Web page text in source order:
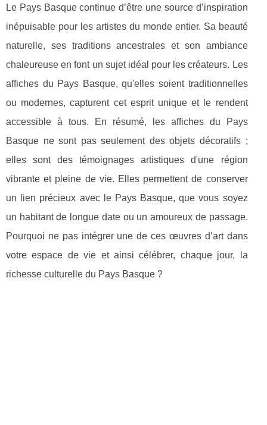
Le Pays Basque continue d’être une source d’inspiration
inépuisable pour les artistes du monde entier. Sa beauté
naturelle, ses traditions ancestrales et son ambiance
chaleureuse en font un sujet idéal pour les créateurs. Les
affiches du Pays Basque, qu'elles soient traditionnelles
ou modernes, capturent cet esprit unique et le rendent
accessible à tous. En résumé, les affiches du Pays
Basque ne sont pas seulement des objets décoratifs ;
elles sont des témoignages artistiques d'une région
vibrante et pleine de vie. Elles permettent de conserver
un lien précieux avec le Pays Basque, que vous soyez
un habitant de longue date ou un amoureux de passage.
Pourquoi ne pas intégrer une de ces œuvres d’art dans
votre espace de vie et ainsi célébrer, chaque jour, la
richesse culturelle du Pays Basque ?